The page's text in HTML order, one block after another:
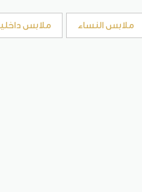
ملابس النساء ملابس